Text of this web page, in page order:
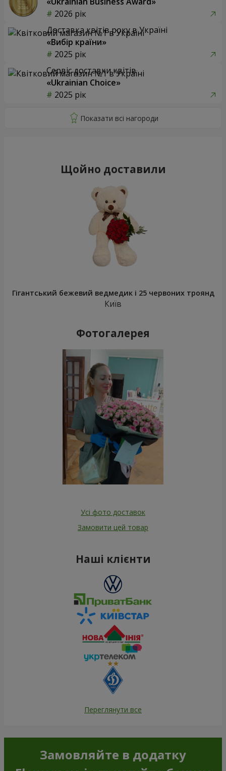
2026 рік
Доставка квітів року в Україні
«Вибір країни»
2025 рік
Сервіс доставки квітів
«Ukrainian Choice»
2025 рік
Щойно доставили
Гігантський бежевий ведмедик і 25 червоних троянд
Київ
Фотогалерея
Усі фото доставок
Замовити цей товар
Наші клієнти
Переглянути все
Замовляйте в додатку